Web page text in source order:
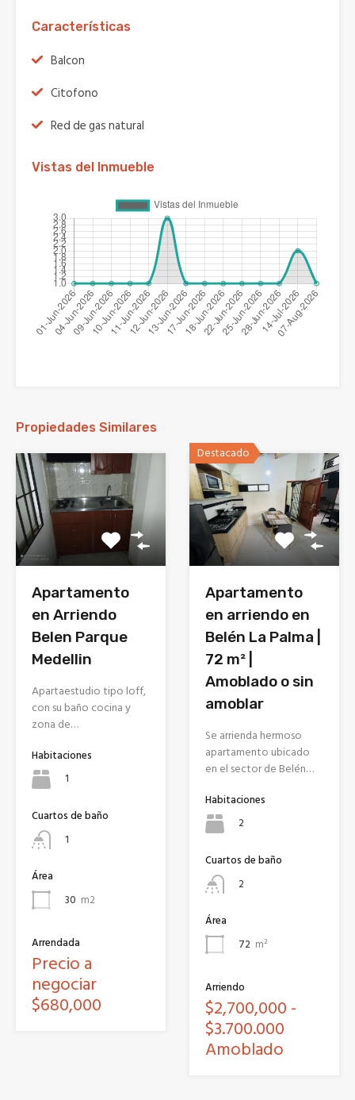
Características
Balcon
Citofono
Red de gas natural
Vistas del Inmueble
Propiedades Similares
Apartamento
en Arriendo
Belen Parque
Medellin
Apartaestudio tipo loff,
con su baño cocina y
zona de…
Habitaciones
1
Cuartos de baño
1
Área
30 m2
Arrendada
Precio a
negociar
$680,000
Destacado
Apartamento
en arriendo en
Belén La Palma |
72 m² |
Amoblado o sin
amoblar
Se arrienda hermoso
apartamento ubicado
en el sector de Belén…
Habitaciones
2
Cuartos de baño
2
Área
72 m²
Arriendo
$2,700,000 -
$3.700.000
Amoblado